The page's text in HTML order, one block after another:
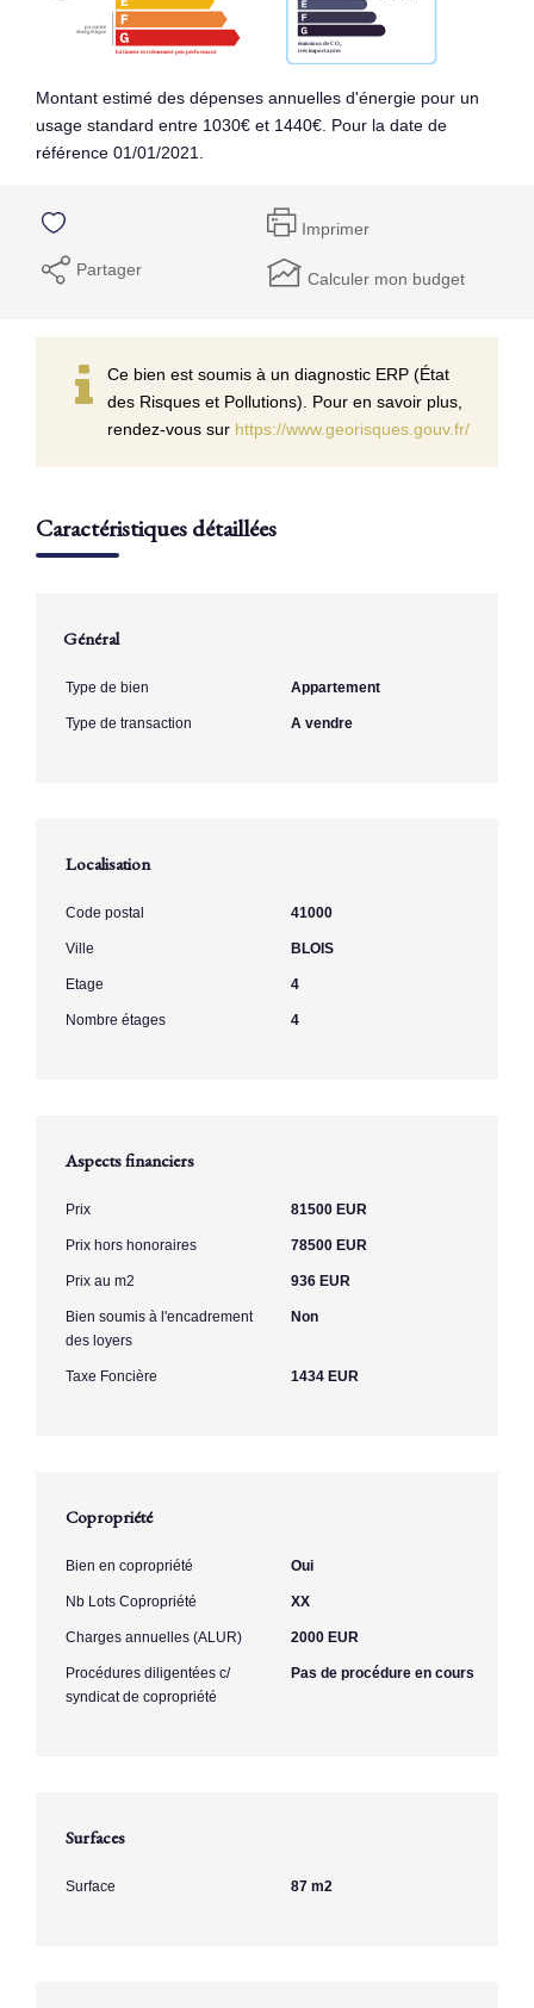
Montant estimé des dépenses annuelles d'énergie pour un
usage standard entre 1030€ et 1440€. Pour la date de
référence 01/01/2021.
Imprimer
Partager Calculer mon budget
Ce bien est soumis à un diagnostic ERP (État
des Risques et Pollutions). Pour en savoir plus,
rendez-vous sur https://www.georisques.gouv.fr/
Caractéristiques détaillées
Général
Type de bien Appartement
Type de transaction A vendre
Localisation
Code postal 41000
Ville BLOIS
Etage 4
Nombre étages 4
Aspects financiers
Prix 81500 EUR
Prix hors honoraires 78500 EUR
Prix au m2 936 EUR
Bien soumis à l'encadrement
des loyers
Non
Taxe Foncière 1434 EUR
Copropriété
Bien en copropriété Oui
Nb Lots Copropriété XX
Charges annuelles (ALUR) 2000 EUR
Procédures diligentées c/
syndicat de copropriété
Pas de procédure en cours
Surfaces
Surface 87 m2